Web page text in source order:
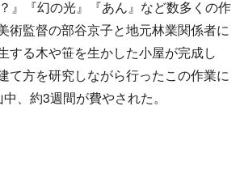
』『幻の光』『あん』など数多くの作
術監督の部谷京子と地元林業関係者に
する木や笹を生かした小屋が完成し
て方を研究しながら行ったこの作業に
、約3週間が費やされた。